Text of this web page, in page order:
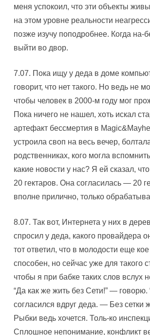
меня успокоил, что эти объекты
на этом уровне реальности
позже изучу поподробнее. Когда на-
выйти во двор.
7.07. Пока ищу у деда в доме
говорит, что нет такого. Hо ведь не
чтобы человек в 2000-м году мог
Пока ничего не нашел, хоть искал
артефакт бессмертия в
устроила своп на весь вечер,
родственниках, кого могла
какие новости у нас? Я ей сказал,
20 гектаров. Она согласилась — 20
вполне прилично, только
8.07. Так вот, Интернета у них в
спросил у деда, какого провайдера
тот ответил, что в молодости еще
способен, но сейчас уже для такого
чтобы я при бабке таких слов вслух
“Да как же жить без Сети!” —
согласился вдруг деда. — Без сетки
Рыбки ведь хочется. Толь-ко
Сплошное непонимание, конфликт